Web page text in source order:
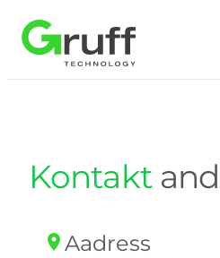
Liigu
sisu
juurde
Kontakt
location_on Aadress